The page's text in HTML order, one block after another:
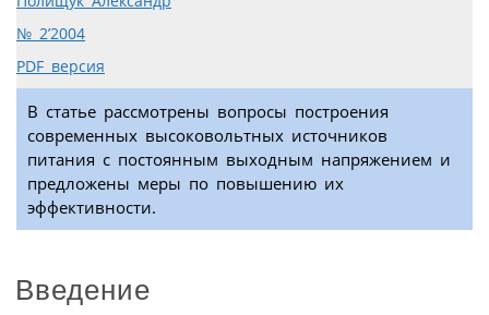
№ 2’2004
PDF версия
В статье рассмотрены вопросы построения
современных высоковольтных источников
питания с постоянным выходным напряжением и
предложены меры по повышению их
эффективности.
Введение